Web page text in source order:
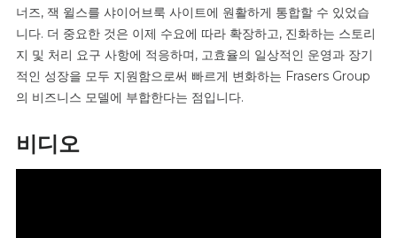
너즈, 잭 윌스를 샤이어브룩 사이트에 원활하게 통합할 수 있었습
니다. 더 중요한 것은 이제 수요에 따라 확장하고, 진화하는 스토리
지 및 처리 요구 사항에 적응하며, 고효율의 일상적인 운영과 장기
적인 성장을 모두 지원함으로써 빠르게 변화하는 Frasers Group
의 비즈니스 모델에 부합한다는 점입니다.
비디오